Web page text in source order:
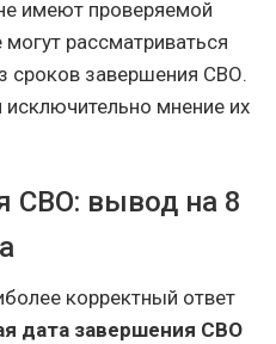
имеют проверяемой
рассматриваться
сроков завершения СВО.
мнение их
СВО: вывод на 8
корректный ответ
дата завершения СВО